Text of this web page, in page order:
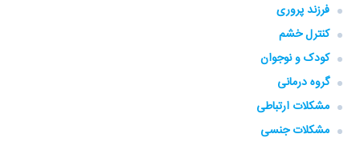
فرزند پروری
کنترل خشم
کودک و نوجوان
گروه‌ درمانی
مشکلات ارتباطی
مشکلات جنسی